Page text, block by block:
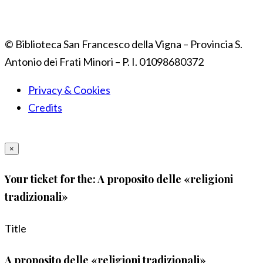
© Biblioteca San Francesco della Vigna – Provincia S.
Antonio dei Frati Minori – P. I. 01098680372
Privacy & Cookies
Credits
×
Your ticket for the: A proposito delle «religioni
tradizionali»
Title
A proposito delle «religioni tradizionali»